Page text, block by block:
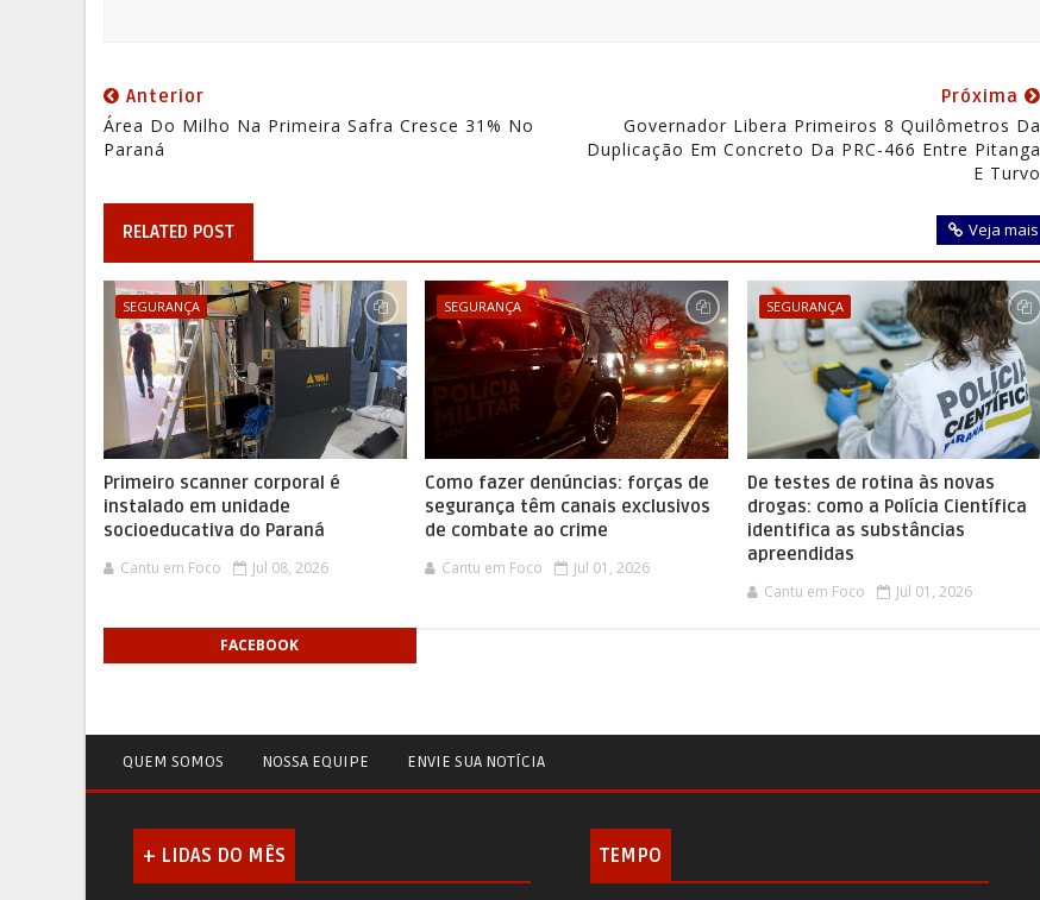
Anterior
Área Do Milho Na Primeira Safra Cresce 31% No
Paraná
Próxima
Governador Libera Primeiros 8 Quilômetros Da
Duplicação Em Concreto Da PRC-466 Entre Pitanga
E Turvo
RELATED POST Veja mais
SEGURANÇA
Primeiro scanner corporal é
instalado em unidade
socioeducativa do Paraná
Cantu em Foco Jul 08, 2026
SEGURANÇA
Como fazer denúncias: forças de
segurança têm canais exclusivos
de combate ao crime
Cantu em Foco Jul 01, 2026
SEGURANÇA
De testes de rotina às novas
drogas: como a Polícia Científica
identifica as substâncias
apreendidas
Cantu em Foco Jul 01, 2026
FACEBOOK
QUEM SOMOS NOSSA EQUIPE ENVIE SUA NOTÍCIA
+ LIDAS DO MÊS TEMPO